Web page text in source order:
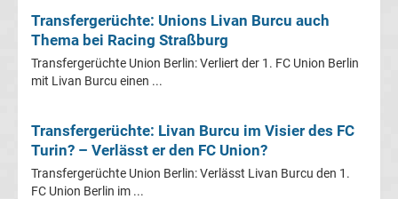
Lig
Internat.
Transfergerüchte: Unions Livan Burcu auch
Thema bei Racing Straßburg
Transfergerüchte Union Berlin: Verliert der 1. FC Union Berlin
mit Livan Burcu einen ...
Transfergerüchte: Livan Burcu im Visier des FC
Turin? – Verlässt er den FC Union?
Transfergerüchte Union Berlin: Verlässt Livan Burcu den 1.
FC Union Berlin im ...